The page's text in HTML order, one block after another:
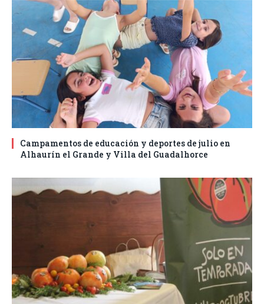
Campamentos de educación y deportes de julio en
Alhaurín el Grande y Villa del Guadalhorce